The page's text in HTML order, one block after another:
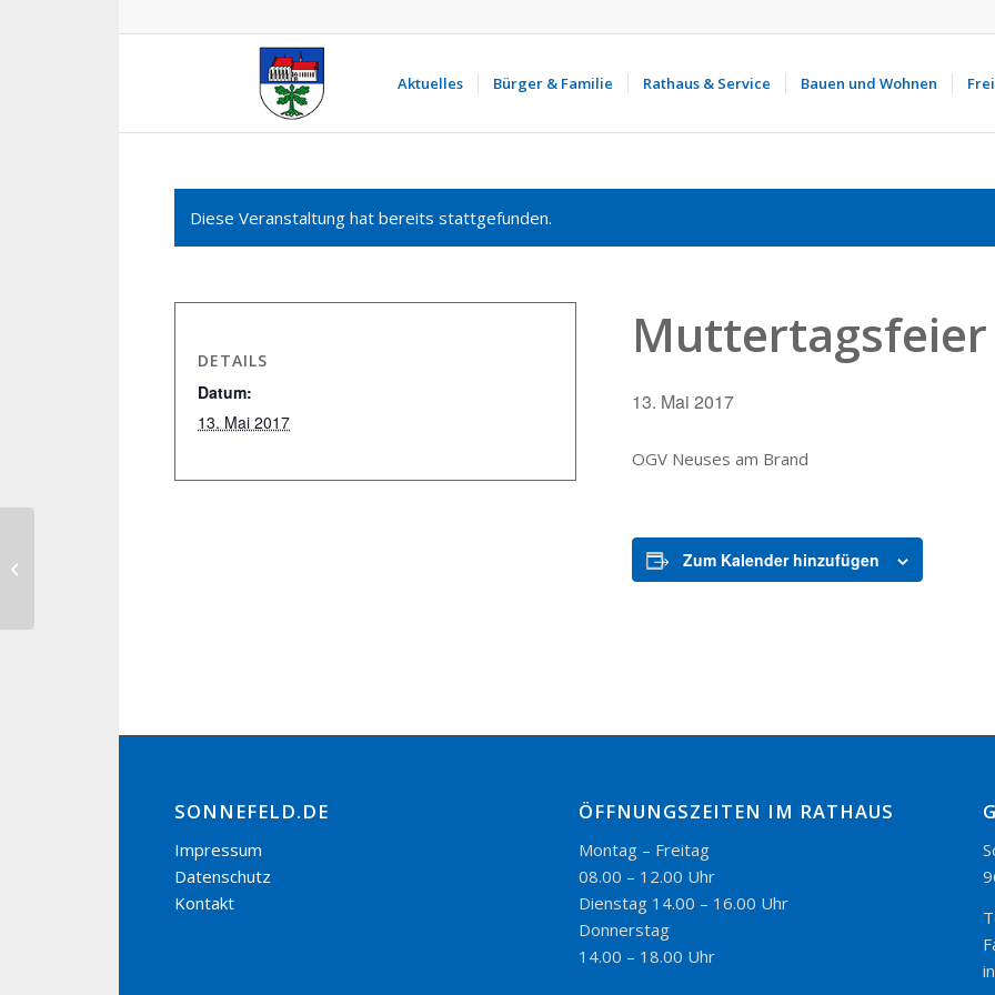
Aktuelles Bürger & Familie Rathaus & Service Bauen und Wohnen
Diese Veranstaltung hat bereits stattgefunden.
Muttertagsfeier
13. Mai 2017
OGV Neuses am Brand
Zum Kalender hinzufügen
DETAILS
Datum:
13. Mai 2017
SONNEFELD.DE
Impressum
Datenschutz
Kontakt
ÖFFNUNGSZEITEN IM RATHAUS
Montag – Freitag
08.00 – 12.00 Uhr
Dienstag 14.00 – 16.00 Uhr
Donnerstag
14.00 – 18.00 Uhr